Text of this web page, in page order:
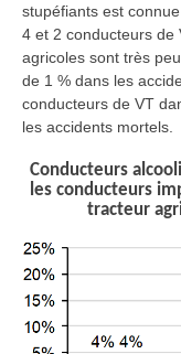
stupéfiants est
4 et 2 conducteurs de
agricoles sont très
de 1 % dans les
conducteurs de VT
les accidents mortels.
Conducteurs
les conducteurs
tracteur